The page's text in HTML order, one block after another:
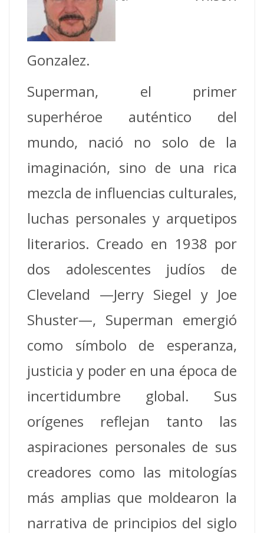
Gonzalez.
Superman, el primer
superhéroe auténtico del
mundo, nació no solo de la
imaginación, sino de una rica
mezcla de influencias culturales,
luchas personales y arquetipos
literarios. Creado en 1938 por
dos adolescentes judíos de
Cleveland —Jerry Siegel y Joe
Shuster—, Superman emergió
como símbolo de esperanza,
justicia y poder en una época de
incertidumbre global. Sus
orígenes reflejan tanto las
aspiraciones personales de sus
creadores como las mitologías
más amplias que moldearon la
narrativa de principios del siglo